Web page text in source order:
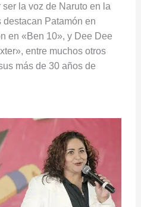
la voz de Naruto en la
Patamón en
en «Ben 10», y Dee Dee
entre muchos otros
más de 30 años de